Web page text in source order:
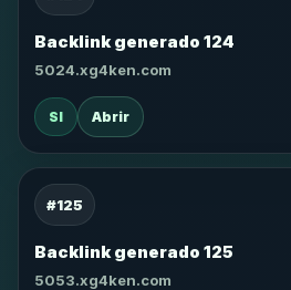
Backlink generado 124
5024.xg4ken.com
SI Abrir
#125
Backlink generado 125
5053.xg4ken.com